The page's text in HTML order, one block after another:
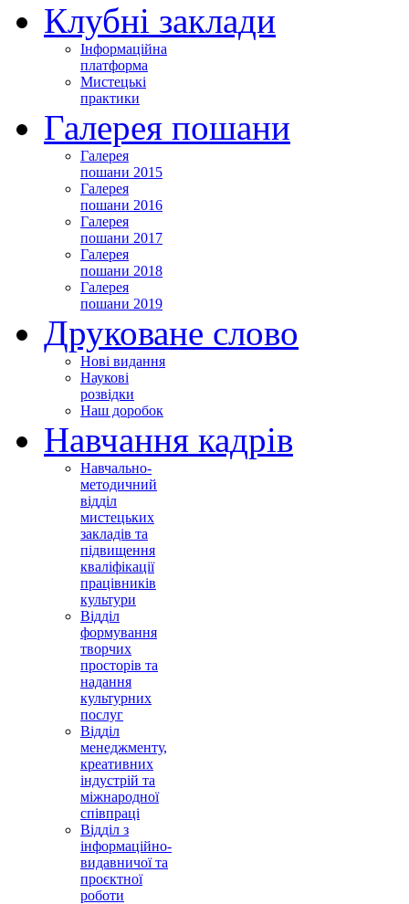
Клубні заклади
Інформаційна
платформа
Мистецькі
практики
Галерея пошани
Галерея
пошани 2015
Галерея
пошани 2016
Галерея
пошани 2017
Галерея
пошани 2018
Галерея
пошани 2019
Друковане слово
Нові видання
Наукові
розвідки
Наш доробок
Навчання кадрів
Навчально-
методичний
відділ
мистецьких
закладів та
підвищення
кваліфікації
працівників
культури
Відділ
формування
творчих
просторів та
надання
культурних
послуг
Відділ
менеджменту,
креативних
індустрій та
міжнародної
співпраці
Відділ з
інформаційно-
видавничої та
проєктної
роботи